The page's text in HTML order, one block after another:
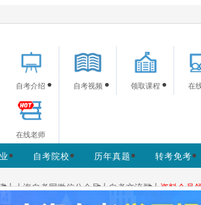
信息服务，供学习交流使用，非政府官方网站，官方信
自考介绍 自考视频 领取课程 在
在线老师
自考院校 历年真题 转考免考
| 上海自考网微信公众号 | 自考交流群 | 资料会员